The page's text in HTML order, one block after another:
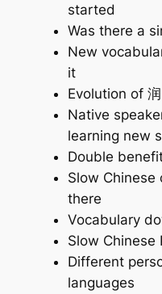
started
Was there a
New
it
Evolution of
Native
learning new
Double
Slow
there
Vocabulary
Slow Chinese
Different
languages